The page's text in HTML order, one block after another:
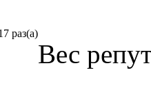
раз(а)
Вес